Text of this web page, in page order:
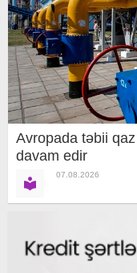
Avropada təbii
davam edir
07.08.2026